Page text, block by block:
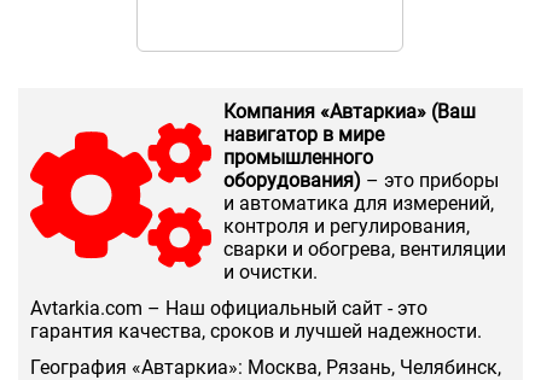
Компания «Автаркиа» (Ваш
навигатор в мире
промышленного
оборудования) – это приборы
и автоматика для измерений,
контроля и регулирования,
сварки и обогрева, вентиляции
и очистки.
Аvtarkia.com – Наш официальный сайт - это
гарантия качества, сроков и лучшей надежности.
География «Автаркиа»: Москва, Рязань, Челябинск,